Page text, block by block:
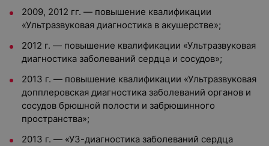
2009, 2012 гг. — повышение квалификации
«Ультразвуковая диагностика в акушерстве»;
2012 г. — повышение квалификации «Ультразвуковая
диагностика заболеваний сердца и сосудов»;
2013 г. — повышение квалификации «Ультразвуковая
допплеровская диагностика заболеваний органов и
сосудов брюшной полости и забрюшинного
пространства»;
2013 г. — «УЗ-диагностика заболеваний сердца